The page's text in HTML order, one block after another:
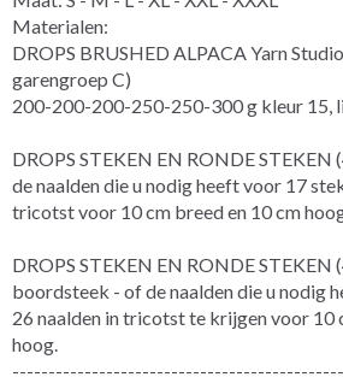
Materialen:
DROPS BRUSHED ALPACA Yarn
garengroep C)
200-200-200-250-250-300 g kleur 15,
DROPS STEKEN EN RONDE STEKEN
de naalden die u nodig heeft voor 17
tricotst voor 10 cm breed en 10 cm
DROPS STEKEN EN RONDE STEKEN
boordsteek - of de naalden die u nodig
26 naalden in tricotst te krijgen voor 10
hoog.